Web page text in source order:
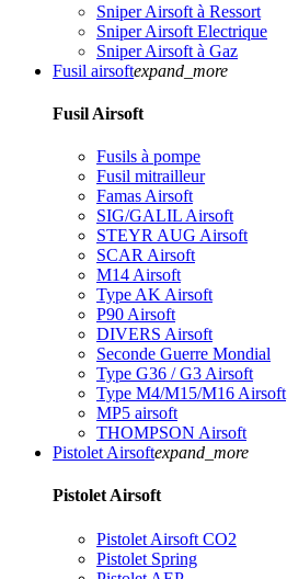
Sniper Airsoft à Ressort
Sniper Airsoft Electrique
Sniper Airsoft à Gaz
Fusil airsoftexpand_more
Fusil Airsoft
Fusils à pompe
Fusil mitrailleur
Famas Airsoft
SIG/GALIL Airsoft
STEYR AUG Airsoft
SCAR Airsoft
M14 Airsoft
Type AK Airsoft
P90 Airsoft
DIVERS Airsoft
Seconde Guerre Mondial
Type G36 / G3 Airsoft
Type M4/M15/M16 Airsoft
MP5 airsoft
THOMPSON Airsoft
Pistolet Airsoftexpand_more
Pistolet Airsoft
Pistolet Airsoft CO2
Pistolet Spring